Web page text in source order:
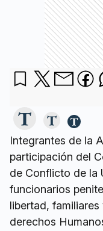
Integrantes de la
participación del
de Conflicto de la
funcionarios
libertad,
derechos